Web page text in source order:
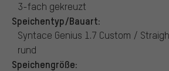
3-fach gekreuzt
Speichentyp/Bauart:
Syntace Genius 1.7 Custom /
rund
Speichengröße: